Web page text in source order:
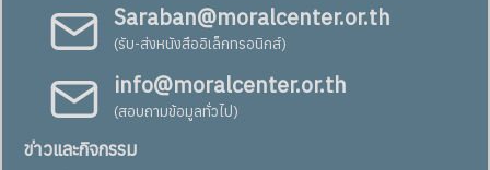
Saraban@moralcenter.or.th
(รับ-ส่งหนังสืออิเล็กทรอนิกส์)
info@moralcenter.or.th
(สอบถามข้อมูลทั่วไป)
ข่าวและกิจกรรม